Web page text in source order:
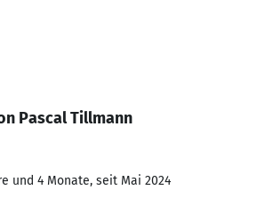
Pascal Tillmann
und 4 Monate, seit Mai 2024